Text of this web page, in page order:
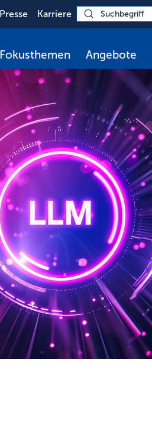
Presse Karriere
Fokusthemen Angebote